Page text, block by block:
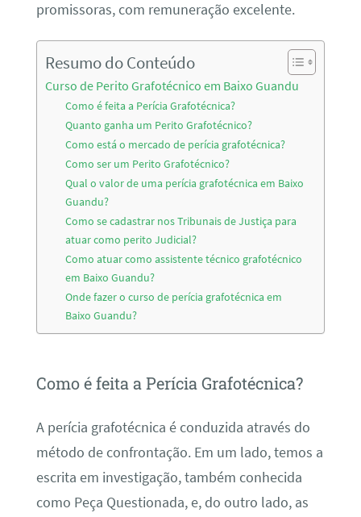
promissoras, com remuneração excelente.
Resumo do Conteúdo
Curso de Perito Grafotécnico em Baixo Guandu
Como é feita a Perícia Grafotécnica?
Quanto ganha um Perito Grafotécnico?
Como está o mercado de perícia grafotécnica?
Como ser um Perito Grafotécnico?
Qual o valor de uma perícia grafotécnica em Baixo
Guandu?
Como se cadastrar nos Tribunais de Justiça para
atuar como perito Judicial?
Como atuar como assistente técnico grafotécnico
em Baixo Guandu?
Onde fazer o curso de perícia grafotécnica em
Baixo Guandu?
Como é feita a Perícia Grafotécnica?
A perícia grafotécnica é conduzida através do
método de confrontação. Em um lado, temos a
escrita em investigação, também conhecida
como Peça Questionada, e, do outro lado, as